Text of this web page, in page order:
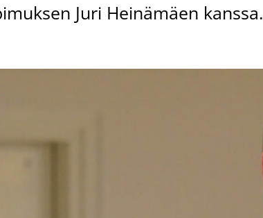
Juri Heinämäen kanssa.